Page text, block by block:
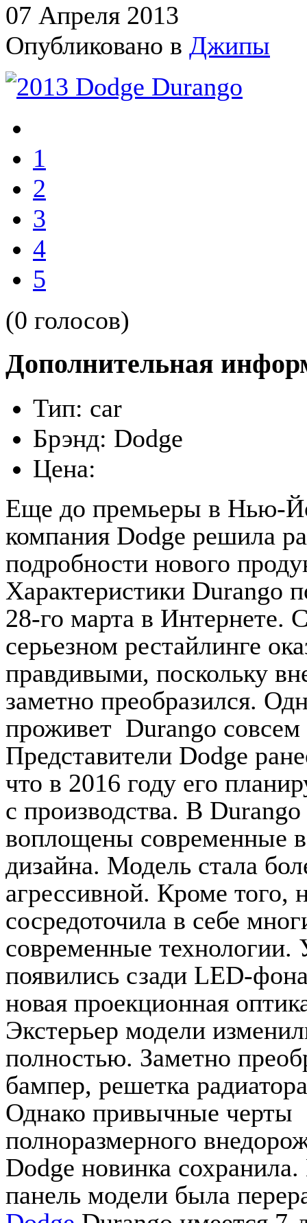
07 Апреля 2013
Опубликовано в Джипы
1
2
3
4
5
(0 голосов)
Дополнительная
Тип: car
Брэнд: Dodge
Цена:
Еще до премьеры в Нью-
компания Dodge решила
подробности нового
Характеристики Durango
28-го марта в Интернете.
серьезном рестайлинге
правдивыми, поскольку
заметно преобразился.
проживет Durango совсем
Представители Dodge
что в 2016 году его
с производства. В
воплощены современные
дизайна. Модель стала
агрессивной. Кроме того,
сосредоточила в себе
современные технологии.
появились сзади LED-
новая проекционная
Экстерьер модели
полностью. Заметно
бампер, решетка
Однако привычные черты
полноразмерного
Dodge новинка сохранила.
панель модели была